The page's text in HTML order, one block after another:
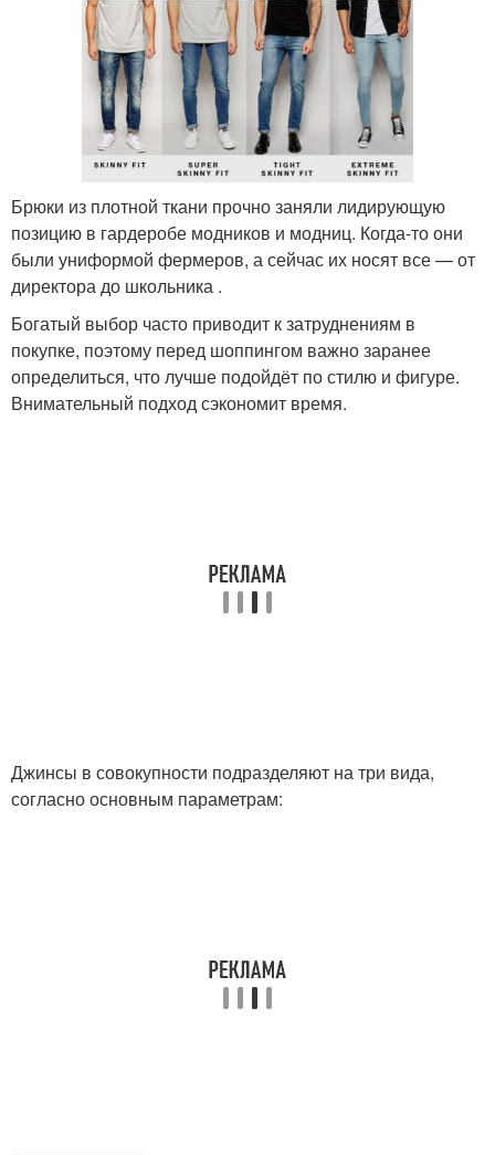
Брюки из плотной ткани прочно заняли лидирующую
позицию в гардеробе модников и модниц. Когда-то они
были униформой фермеров, а сейчас их носят все — от
директора до школьника .
Богатый выбор часто приводит к затруднениям в
покупке, поэтому перед шоппингом важно заранее
определиться, что лучше подойдёт по стилю и фигуре.
Внимательный подход сэкономит время.
Джинсы в совокупности подразделяют на три вида,
согласно основным параметрам: